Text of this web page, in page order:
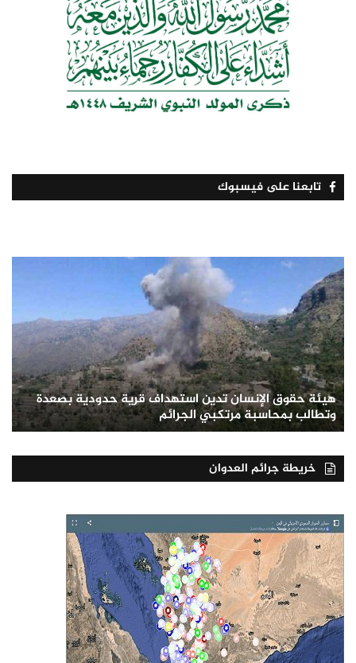
تابعنا على فيسبوك
هيئة حقوق الإنسان تدين استهداف قرية حدودية بصعدة
وتطالب بمحاسبة مرتكبي الجرائم
خريطة جرائم العدوان